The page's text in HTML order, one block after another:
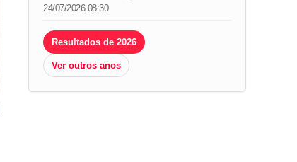
24/07/2026 08:30
Resultados de 2026
Ver outros anos